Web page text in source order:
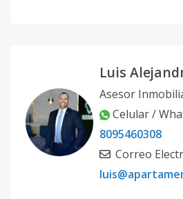
Luis
Asesor
Celular /
8095460308
Correo